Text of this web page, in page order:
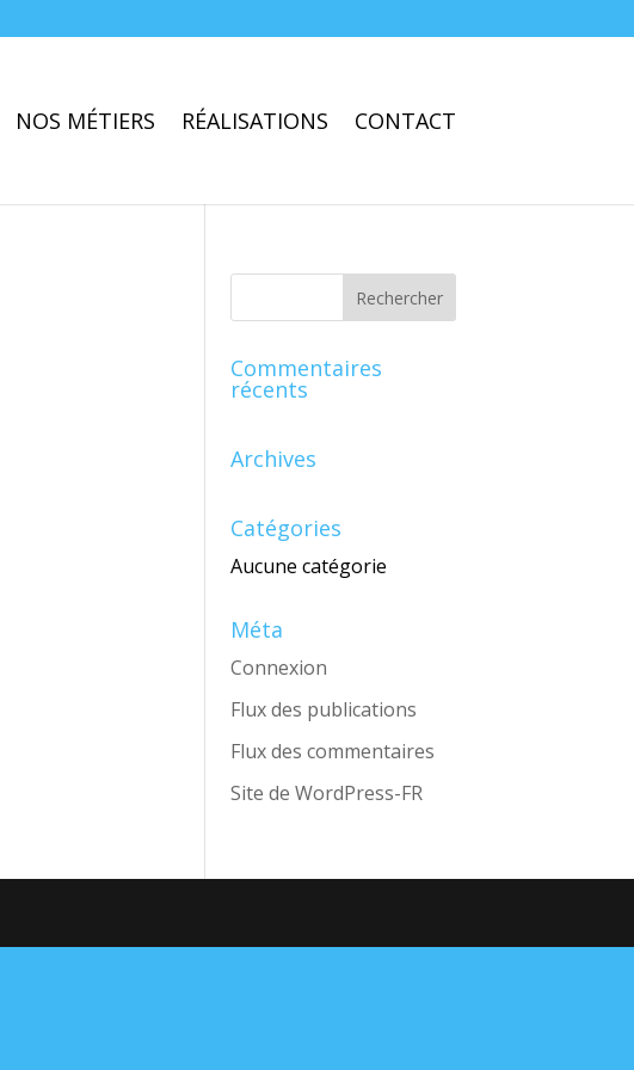
NOS MÉTIERS RÉALISATIONS CONTACT
Commentaires
récents
Archives
Catégories
Aucune catégorie
Méta
Connexion
Flux des publications
Flux des commentaires
Site de WordPress-FR